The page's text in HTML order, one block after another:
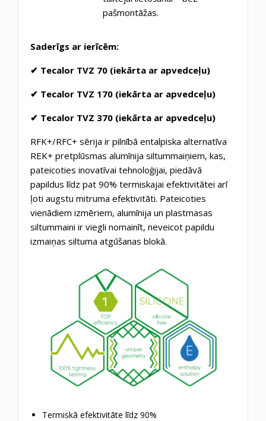
pašmontāžas.
Saderīgs ar ierīcēm:
✔ Tecalor TVZ 70 (iekārta ar apvedceļu)
✔ Tecalor TVZ 170 (iekārta ar apvedceļu)
✔ Tecalor TVZ 370 (iekārta ar apvedceļu)
RFK+/RFC+ sērija ir pilnībā entalpiska alternatīva
REK+ pretplūsmas alumīnija siltummaiņiem, kas,
pateicoties inovatīvai tehnoloģijai, piedāvā
papildus līdz pat 90% termiskajai efektivitātei arī
ļoti augstu mitruma efektivitāti. Pateicoties
vienādiem izmēriem, alumīnija un plastmasas
siltummaini ir viegli nomainīt, neveicot papildu
izmaiņas siltuma atgūšanas blokā.
Termiskā efektivitāte līdz 90%